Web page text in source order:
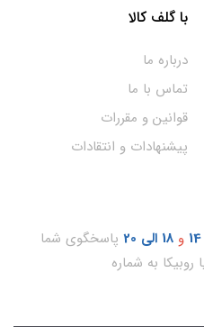
با گلف کالا
درباره ما
تماس با ما
قوانین و مقررات
پیشنهادات و انتقادات
و 18 الی 20
پاسخگوی شما
به شماره